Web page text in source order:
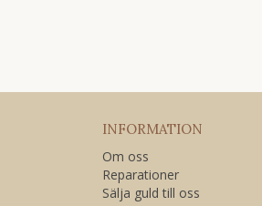
INFORMATION
Om oss
Reparationer
Sälja guld till oss